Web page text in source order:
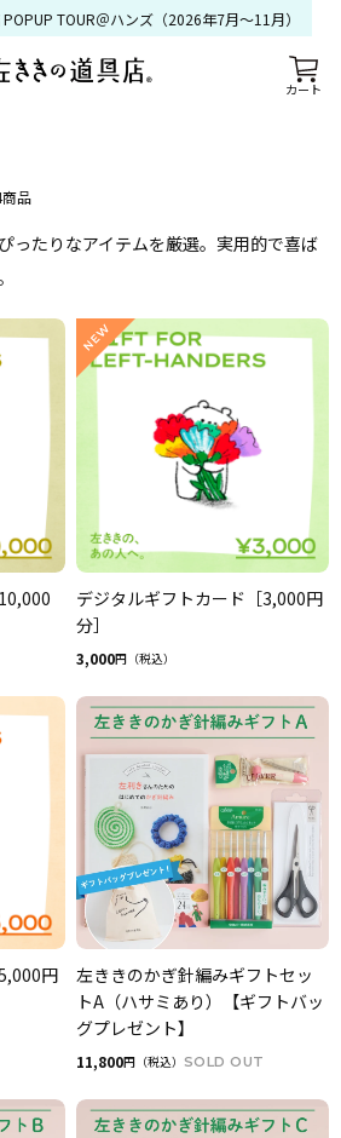
カート
TOUR＠ハンズ（2026年7月〜11月）
商品
ったりなアイテムを厳選。実用的で喜ば
デジタルギフトカード［3,000円
分］
3,000円（税込）
円
左ききのかぎ針編みギフトセッ
トA（ハサミあり）【ギフトバッ
グプレゼント】
11,800円（税込） SOLD OUT